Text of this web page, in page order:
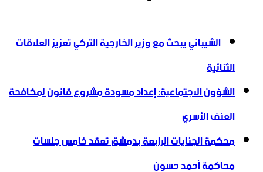
أخبار عاجلة الشيباني يبحث مع وزير الخارجية التركي تعزيز العلاقات
الثنائية
الشؤون الاجتماعية: إعداد مسودة مشروع قانون لمكافحة
العنف الأسري ‏
محكمة الجنايات الرابعة بدمشق تعقد خامس جلسات
محاكمة أحمد حسون